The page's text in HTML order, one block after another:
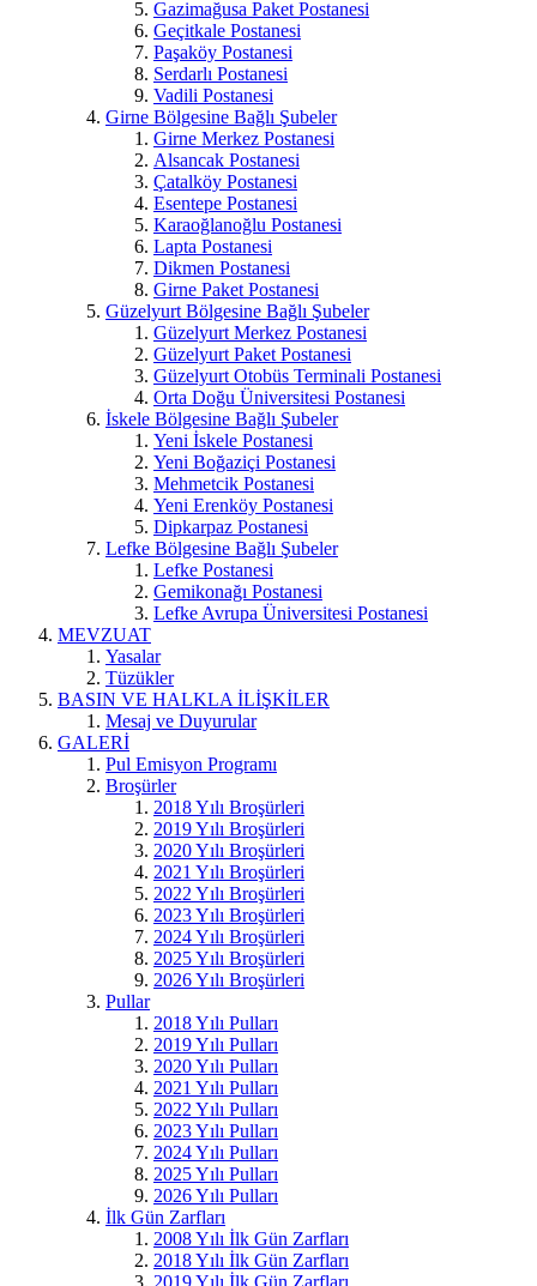
Gazimağusa Paket Postanesi
Geçitkale Postanesi
Paşaköy Postanesi
Serdarlı Postanesi
Vadili Postanesi
Girne Bölgesine Bağlı Şubeler
Girne Merkez Postanesi
Alsancak Postanesi
Çatalköy Postanesi
Esentepe Postanesi
Karaoğlanoğlu Postanesi
Lapta Postanesi
Dikmen Postanesi
Girne Paket Postanesi
Güzelyurt Bölgesine Bağlı Şubeler
Güzelyurt Merkez Postanesi
Güzelyurt Paket Postanesi
Güzelyurt Otobüs Terminali Postanesi
Orta Doğu Üniversitesi Postanesi
İskele Bölgesine Bağlı Şubeler
Yeni İskele Postanesi
Yeni Boğaziçi Postanesi
Mehmetcik Postanesi
Yeni Erenköy Postanesi
Dipkarpaz Postanesi
Lefke Bölgesine Bağlı Şubeler
Lefke Postanesi
Gemikonağı Postanesi
Lefke Avrupa Üniversitesi Postanesi
MEVZUAT
Yasalar
Tüzükler
BASIN VE HALKLA İLİŞKİLER
Mesaj ve Duyurular
GALERİ
Pul Emisyon Programı
Broşürler
2018 Yılı Broşürleri
2019 Yılı Broşürleri
2020 Yılı Broşürleri
2021 Yılı Broşürleri
2022 Yılı Broşürleri
2023 Yılı Broşürleri
2024 Yılı Broşürleri
2025 Yılı Broşürleri
2026 Yılı Broşürleri
Pullar
2018 Yılı Pulları
2019 Yılı Pulları
2020 Yılı Pulları
2021 Yılı Pulları
2022 Yılı Pulları
2023 Yılı Pulları
2024 Yılı Pulları
2025 Yılı Pulları
2026 Yılı Pulları
İlk Gün Zarfları
2008 Yılı İlk Gün Zarfları
2018 Yılı İlk Gün Zarfları
2019 Yılı İlk Gün Zarfları